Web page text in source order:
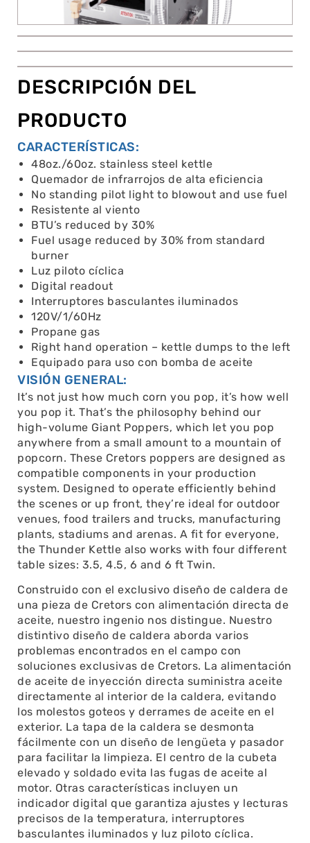
DESCRIPCIÓN DEL
PRODUCTO
CARACTERÍSTICAS:
48oz./60oz. stainless steel kettle
Quemador de infrarrojos de alta eficiencia
No standing pilot light to blowout and use fuel
Resistente al viento
BTU’s reduced by 30%
Fuel usage reduced by 30% from standard
burner
Luz piloto cíclica
Digital readout
Interruptores basculantes iluminados
120V/1/60Hz
Propane gas
Right hand operation – kettle dumps to the left
Equipado para uso con bomba de aceite
VISIÓN GENERAL:
It’s not just how much corn you pop, it’s how well
you pop it. That’s the philosophy behind our
high-volume Giant Poppers, which let you pop
anywhere from a small amount to a mountain of
popcorn. These Cretors poppers are designed as
compatible components in your production
system. Designed to operate efficiently behind
the scenes or up front, they’re ideal for outdoor
venues, food trailers and trucks, manufacturing
plants, stadiums and arenas. A fit for everyone,
the Thunder Kettle also works with four different
table sizes: 3.5, 4.5, 6 and 6 ft Twin.
Construido con el exclusivo diseño de caldera de
una pieza de Cretors con alimentación directa de
aceite, nuestro ingenio nos distingue. Nuestro
distintivo diseño de caldera aborda varios
problemas encontrados en el campo con
soluciones exclusivas de Cretors. La alimentación
de aceite de inyección directa suministra aceite
directamente al interior de la caldera, evitando
los molestos goteos y derrames de aceite en el
exterior. La tapa de la caldera se desmonta
fácilmente con un diseño de lengüeta y pasador
para facilitar la limpieza. El centro de la cubeta
elevado y soldado evita las fugas de aceite al
motor. Otras características incluyen un
indicador digital que garantiza ajustes y lecturas
precisos de la temperatura, interruptores
basculantes iluminados y luz piloto cíclica.